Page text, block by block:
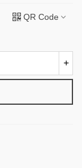
QR Code
+